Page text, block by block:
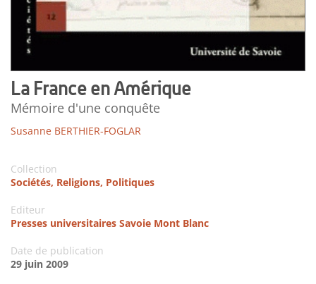
La France en Amérique
Mémoire d'une conquête
Susanne BERTHIER-FOGLAR
Collection
Sociétés, Religions, Politiques
Editeur
Presses universitaires Savoie Mont Blanc
Date de publication
29 juin 2009